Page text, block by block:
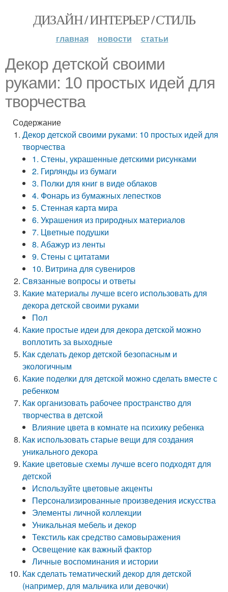
ДИЗАЙН / ИНТЕРЬЕР / СТИЛЬ
главная новости статьи
Декор детской своими
руками: 10 простых идей для
творчества
Содержание
Декор детской своими руками: 10 простых идей для
творчества
1. Стены, украшенные детскими рисунками
2. Гирлянды из бумаги
3. Полки для книг в виде облаков
4. Фонарь из бумажных лепестков
5. Стенная карта мира
6. Украшения из природных материалов
7. Цветные подушки
8. Абажур из ленты
9. Стены с цитатами
10. Витрина для сувениров
Связанные вопросы и ответы
Какие материалы лучше всего использовать для
декора детской своими руками
Пол
Какие простые идеи для декора детской можно
воплотить за выходные
Как сделать декор детской безопасным и
экологичным
Какие поделки для детской можно сделать вместе с
ребенком
Как организовать рабочее пространство для
творчества в детской
Влияние цвета в комнате на психику ребенка
Как использовать старые вещи для создания
уникального декора
Какие цветовые схемы лучше всего подходят для
детской
Используйте цветовые акценты
Персонализированные произведения искусства
Элементы личной коллекции
Уникальная мебель и декор
Текстиль как средство самовыражения
Освещение как важный фактор
Личные воспоминания и истории
Как сделать тематический декор для детской
(например, для мальчика или девочки)